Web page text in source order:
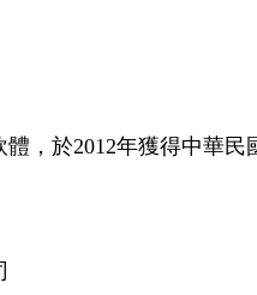
，於2012年獲得中華